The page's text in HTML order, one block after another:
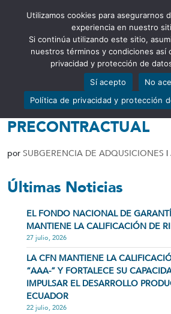
Abrir barra de
DOCUMENTOS ETAPA
PREPARATORIA Y
PRECONTRACTUAL
por SUBGERENCIA DE ADQUSICIONES |
Últimas Noticias
EL FONDO NACIONAL DE
MANTIENE LA CALIFICACIÓN DE
27 julio, 2026
LA CFN MANTIENE LA
“AAA-” Y FORTALECE SU
IMPULSAR EL DESARROLLO
ECUADOR
22 julio, 2026
Utilizamos cookies para asegurarnos
experiencia en nuestro
Si continúa utilizando este sitio,
nuestros términos y condiciones así
privacidad y protección de
Sí acepto
No
Política de privacidad y protección